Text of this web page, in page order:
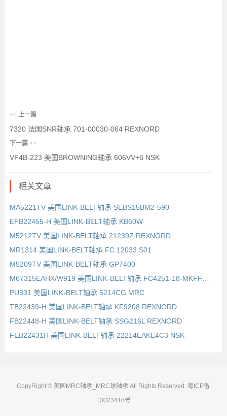
<< 上一篇
7320 法国SNR轴承 701-00030-064 REXNORD
下一篇 >>
VF4B-223 美国BROWNING轴承 606VV+6 NSK
相关文章
MA5221TV 美国LINK-BELT轴承 SEBS15BM2-590
EFB22455-H 美国LINK-BELT轴承 KB60W
M5212TV 美国LINK-BELT轴承 21239Z REXNORD
MR1314 美国LINK-BELT轴承 FC.12033.S01
M5209TV 美国LINK-BELT轴承 GP7400
PU331 美国LINK-BELT轴承 5214CG MRC
TB22439-H 美国LINK-BELT轴承 KF9208 REXNORD
FB22448-H 美国LINK-BELT轴承 SSG216L REXNORD
FEB22431H 美国LINK-BELT轴承 22214EAKE4C3 NSK
CopyRight © 美国MRC轴承_MRC球轴承 All Rights Reserved.粤ICP备
13023418号